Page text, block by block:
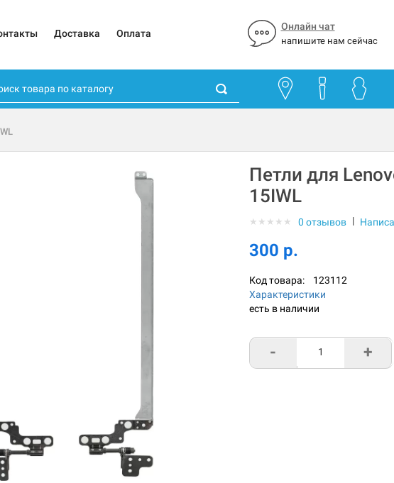
Доставка Оплата
Онлайн чат
напишите нам сейчас
Петли для
15IWL
★ ★ ★ ★ ★ 0 отзывов |
300 р.
Код товара: 123112
Характеристики
есть в наличии
- +